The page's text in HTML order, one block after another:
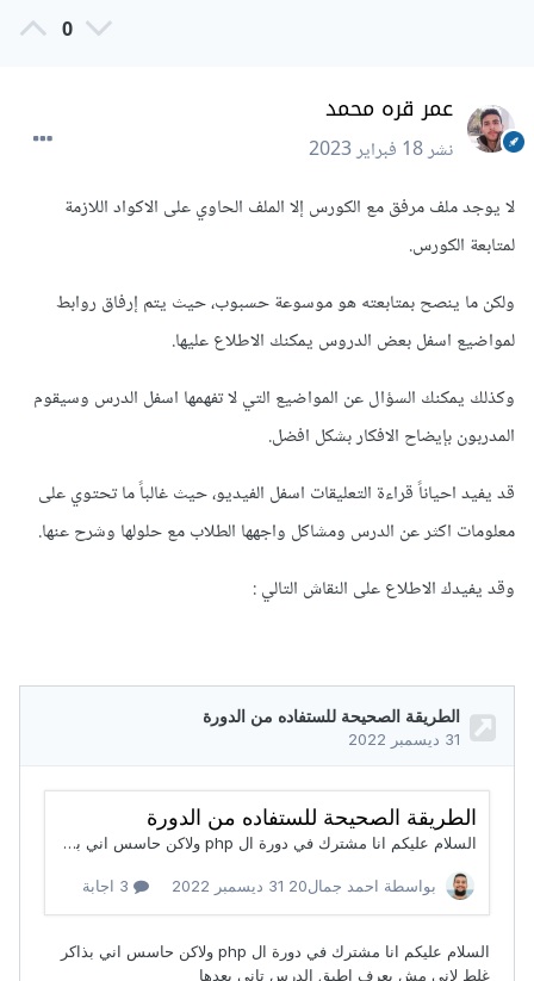
0
عمر قره محمد
نشر18 فبراير 2023
لا يوجد ملف مرفق مع الكورس إلا الملف الحاوي على الاكواد اللازمة
لمتابعة الكورس.
ولكن ما ينصح بمتابعته هو موسوعة حسبوب، حيث يتم إرفاق روابط
لمواضيع اسفل بعض الدروس يمكنك الاطلاع عليها.
وكذلك يمكنك السؤال عن المواضيع التي لا تفهمها اسفل الدرس وسيقوم
المدربون بإيضاح الافكار بشكل افضل.
قد يفيد احياناً قراءة التعليقات اسفل الفيديو، حيث غالباً ما تحتوي على
معلومات اكثر عن الدرس ومشاكل واجهها الطلاب مع حلولها وشرح عنها.
وقد يفيدك الاطلاع على النقاش التالي